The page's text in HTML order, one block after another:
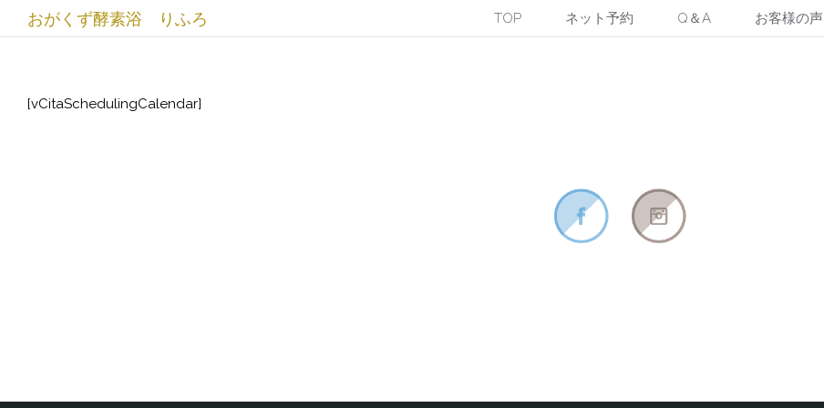
おがくず酵素浴 りふろ TOP ネット予約 Q＆A お客様の声
Book Appointment
[vCitaSchedulingCalendar]